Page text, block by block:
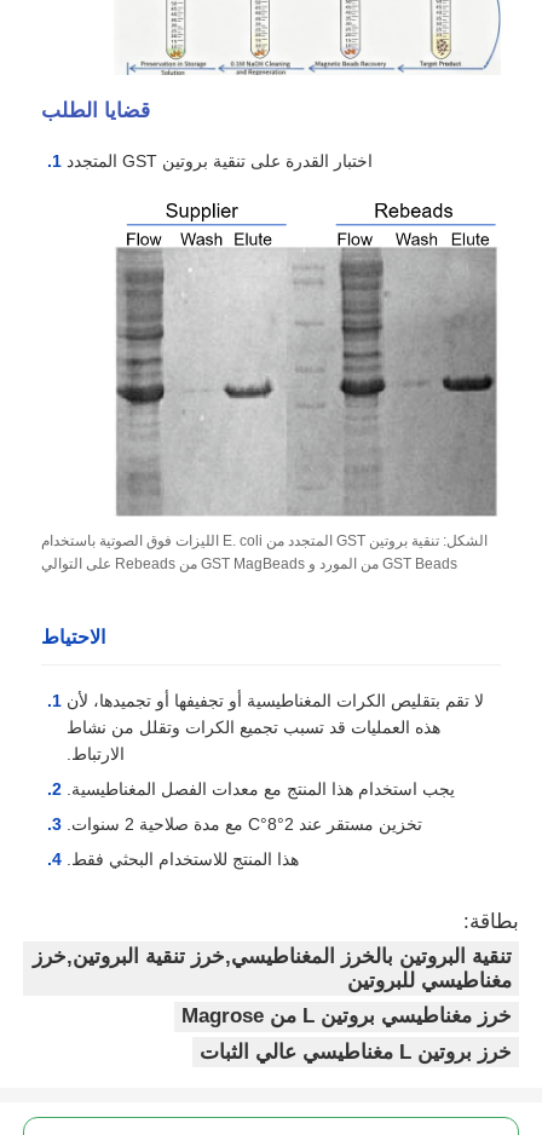
خرز مغناطيسي لتسلسل الجيل التالي
تنقية البروتين بالخرز المغناطيسي
خرز مغناطيسي منشط السطح
الأدوات الآلية والمستهلكات
قضايا الطلب
اختبار القدرة على تنقية بروتين GST المتجدد
الشكل: تنقية بروتين GST المتجدد من E. coli الليزات فوق الصوتية باستخدام
GST Beads من المورد و GST MagBeads من Rebeads على التوالي
الاحتياط
لا تقم بتقليص الكرات المغناطيسية أو تجفيفها أو تجميدها، لأن
هذه العمليات قد تسبب تجميع الكرات وتقلل من نشاط
الارتباط.
يجب استخدام هذا المنتج مع معدات الفصل المغناطيسية.
تخزين مستقر عند 2°8°C مع مدة صلاحية 2 سنوات.
هذا المنتج للاستخدام البحثي فقط.
بطاقة:
تنقية البروتين بالخرز المغناطيسي,خرز تنقية البروتين,خرز
مغناطيسي للبروتين
خرز مغناطيسي بروتين L من Magrose
خرز بروتين L مغناطيسي عالي الثبات